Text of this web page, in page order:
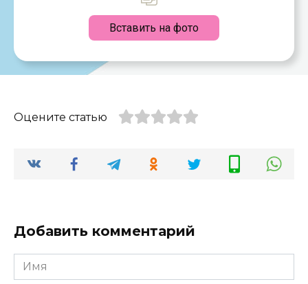
Вставить на фото
Оцените статью
Добавить комментарий
Имя
*